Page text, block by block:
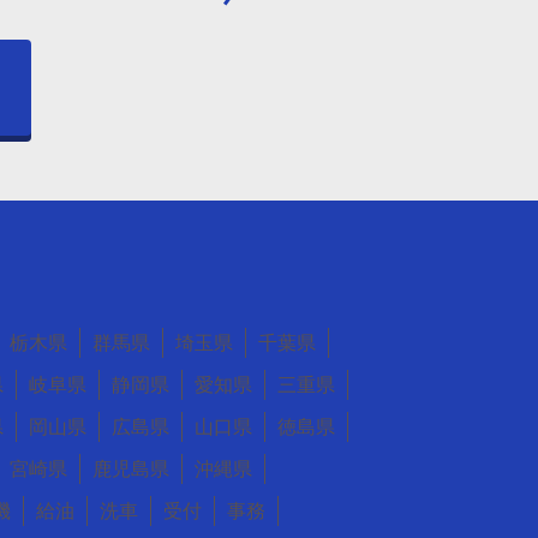
栃木県 群馬県 埼玉県 千葉県
岐阜県 静岡県 愛知県 三重県
岡山県 広島県 山口県 徳島県
宮崎県 鹿児島県 沖縄県
給油 洗車 受付 事務